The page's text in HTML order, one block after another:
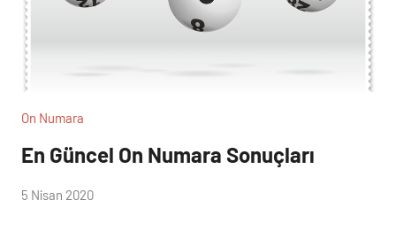
On Numara
En Güncel On Numara Sonuçları
(lotocu
5 Nisan 2020